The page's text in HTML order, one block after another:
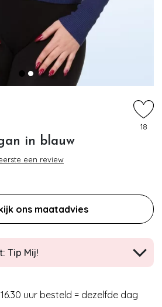
in blauw
18
een review
ons maatadvies
Tip Mij!
uur besteld = dezelfde dag